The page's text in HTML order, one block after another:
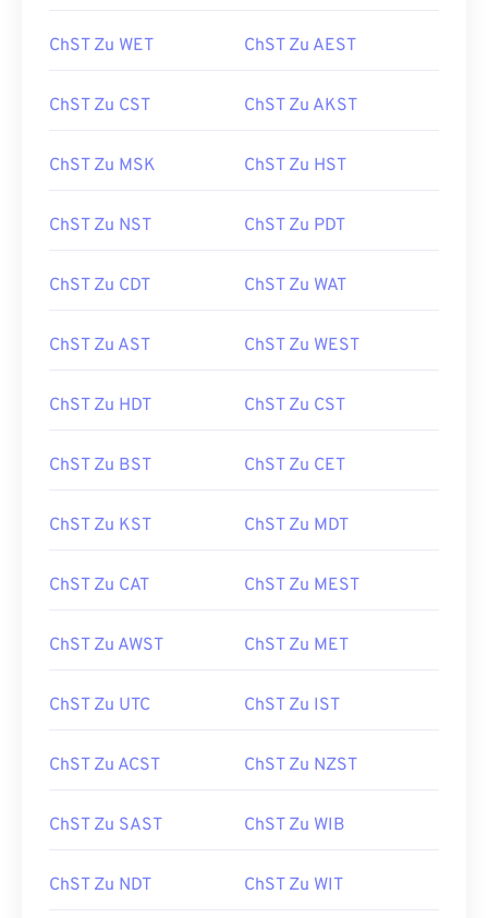
ChST Zu WET ChST Zu AEST
ChST Zu CST ChST Zu AKST
ChST Zu MSK ChST Zu HST
ChST Zu NST ChST Zu PDT
ChST Zu CDT ChST Zu WAT
ChST Zu AST ChST Zu WEST
ChST Zu HDT ChST Zu CST
ChST Zu BST ChST Zu CET
ChST Zu KST ChST Zu MDT
ChST Zu CAT ChST Zu MEST
ChST Zu AWST ChST Zu MET
ChST Zu UTC ChST Zu IST
ChST Zu ACST ChST Zu NZST
ChST Zu SAST ChST Zu WIB
ChST Zu NDT ChST Zu WIT